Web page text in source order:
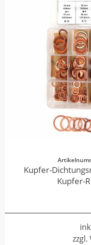
Kupfer-
Kupfer-